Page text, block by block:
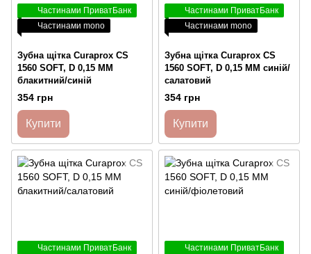
Частинами ПриватБанк
Частинами mono
Зубна щітка Curaprox CS
1560 SOFT, D 0,15 ММ
блакитний/синій
354 грн
Купити
Частинами ПриватБанк
Частинами mono
Зубна щітка Curaprox CS
1560 SOFT, D 0,15 ММ синій/
салатовий
354 грн
Купити
Частинами ПриватБанк
Частинами ПриватБанк